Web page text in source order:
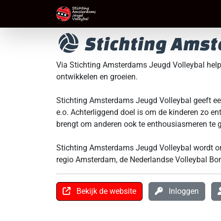
Stichting
Via Stichting Amsterdams Jeugd Volleybal
ontwikkelen en groeien.
Stichting Amsterdams Jeugd Volleybal geeft
e.o. Achterliggend doel is om de kinderen zo
brengt om anderen ook te enthousiasmeren te
Stichting Amsterdams Jeugd Volleybal wordt
regio Amsterdam, de Nederlandse Volleybal
Bekijk de website Inloggen